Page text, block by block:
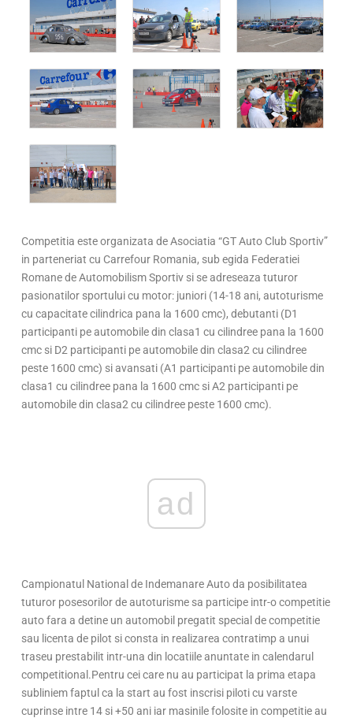
Competitia este organizata de Asociatia “GT Auto Club Sportiv”
in parteneriat cu Carrefour Romania, sub egida Federatiei
Romane de Automobilism Sportiv si se adreseaza tuturor
pasionatilor sportului cu motor: juniori (14-18 ani, autoturisme
cu capacitate cilindrica pana la 1600 cmc), debutanti (D1
participanti pe automobile din clasa1 cu cilindree pana la 1600
cmc si D2 participanti pe automobile din clasa2 cu cilindree
peste 1600 cmc) si avansati (A1 participanti pe automobile din
clasa1 cu cilindree pana la 1600 cmc si A2 participanti pe
automobile din clasa2 cu cilindree peste 1600 cmc).
ad
Campionatul National de Indemanare Auto da posibilitatea
tuturor posesorilor de autoturisme sa participe intr-o competitie
auto fara a detine un automobil pregatit special de competitie
sau licenta de pilot si consta in realizarea contratimp a unui
traseu prestabilit intr-una din locatiile anuntate in calendarul
competitional.Pentru cei care nu au participat la prima etapa
subliniem faptul ca la start au fost inscrisi piloti cu varste
cuprinse intre 14 si +50 ani iar masinile folosite in competitie au